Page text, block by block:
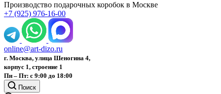
Производство подарочных коробок в Москве
+7 (925) 976-16-00
online@art-dizo.ru
г. Москва, улица Шеногина 4,
корпус 1, строение 1
Пн – Пт: с 9:00 до 18:00
Поиск